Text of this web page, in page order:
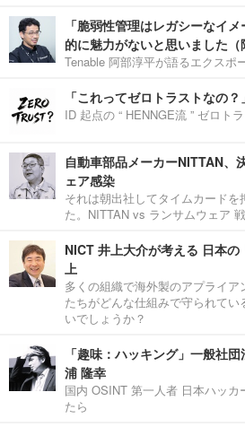
「脆弱性管理はレガシーなイ
的に魅力がないと思いました（
Tenable 阿部淳平が語るエクスポ
「これってゼロトラストなの
ID 起点の “ HENNGE流 ” ゼロト
自動車部品メーカーNITTAN、
ェア感染
それは朝出社してタイムカード
た。NITTAN vs ランサムウェア
NICT 井上大介が考える 日本
上
多くの組織で海外製のアプライ
たちがどんな仕組みで守られて
いでしょうか？
「趣味：ハッキング」一般社
浦 隆幸
国内 OSINT 第一人者 日本ハッカ
たら